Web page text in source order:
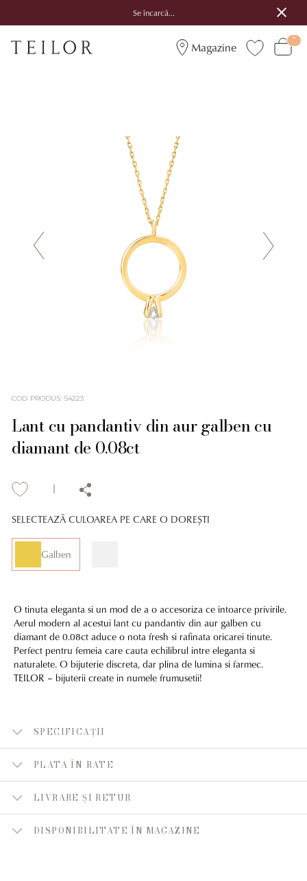
Se încarcă...
Magazine
COD PRODUS: 54223
Lant cu pandantiv din aur galben cu
diamant de 0.08ct
SELECTEAZĂ CULOAREA PE CARE O DOREȘTI
Galben
O tinuta eleganta si un mod de a o accesoriza ce intoarce privirile.
Aerul modern al acestui lant cu pandantiv din aur galben cu
diamant de 0.08ct aduce o nota fresh si rafinata oricarei tinute.
Perfect pentru femeia care cauta echilibrul intre eleganta si
naturalete. O bijuterie discreta, dar plina de lumina si farmec.
TEILOR – bijuterii create in numele frumusetii!
SPECIFICAȚII
PLATA ÎN RATE
LIVRARE ȘI RETUR
DISPONIBILITATE ÎN MAGAZINE